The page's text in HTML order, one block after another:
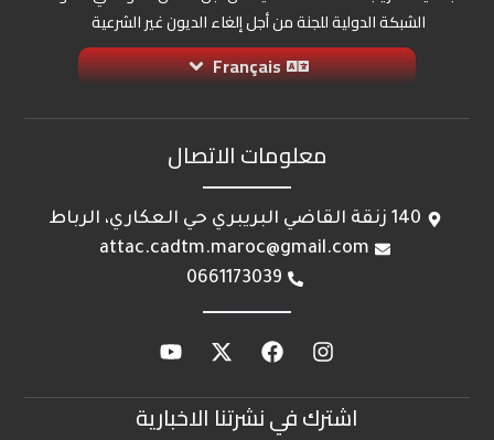
اشترك في نشرتنا الاخبارية
معلومات الاتصال
140 زنقة القاضي البريبري حي العكاري، الرباط
attac.cadtm.maroc@gmail.com
0661173039
الشبكة الدولية للجنة من أجل إلغاء الديون غير الشرعية
Français